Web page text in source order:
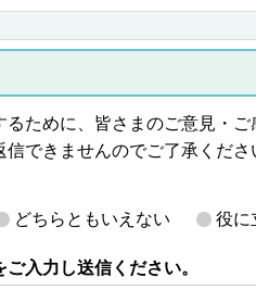
ために、皆さまのご意見・ご
できませんのでご了承くださ
どちらともいえない 役に
入力し送信ください。